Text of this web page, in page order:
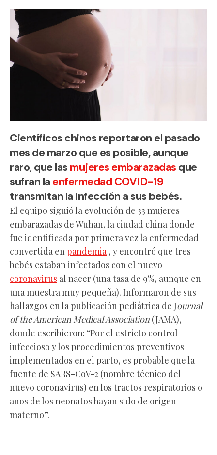
Científicos chinos reportaron el pasado
mes de marzo que es posible, aunque
raro, que las mujeres embarazadas que
sufran la enfermedad COVID-19
transmitan la infección a sus bebés.
El equipo siguió la evolución de 33 mujeres
embarazadas de Wuhan, la ciudad china donde
fue identificada por primera vez la enfermedad
convertida en pandemia , y encontró que tres
bebés estaban infectados con el nuevo
coronavirus al nacer (una tasa de 9%, aunque en
una muestra muy pequeña). Informaron de sus
hallazgos en la publicación pediátrica de Journal
of the American Medical Association (JAMA),
donde escribieron: “Por el estricto control
infeccioso y los procedimientos preventivos
implementados en el parto, es probable que la
fuente de SARS-CoV-2 (nombre técnico del
nuevo coronavirus) en los tractos respiratorios o
anos de los neonatos hayan sido de origen
materno”.